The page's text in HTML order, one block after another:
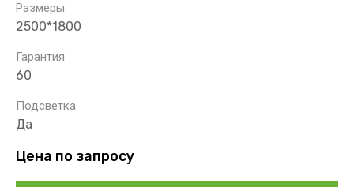
Размеры
2500*1800
Гарантия
60
Подсветка
Да
Цена по запросу